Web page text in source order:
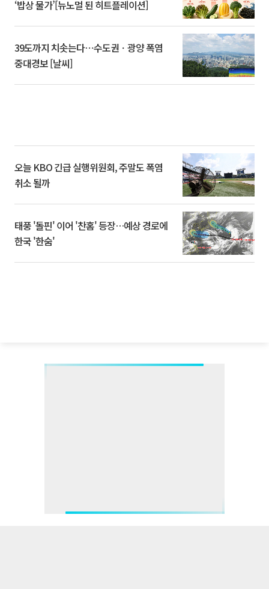
‘밥상 물가’[뉴노멀 된 히트플레이션]
39도까지 치솟는다⋯수도권ㆍ광양 폭염
중대경보 [날씨]
오늘 KBO 긴급 실행위원회, 주말도 폭염
취소 될까
태풍 '돌핀' 이어 '찬홈' 등장…예상 경로에
한국 '한숨'